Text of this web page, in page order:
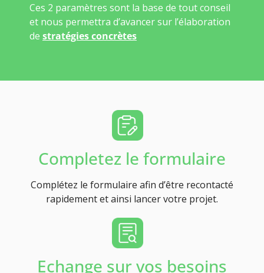
Ces 2 paramètres sont la base de tout conseil
et nous permettra d’avancer sur l’élaboration
de stratégies concrètes
Completez le formulaire
Complétez le formulaire afin d’être recontacté
rapidement et ainsi lancer votre projet.
Echange sur vos besoins